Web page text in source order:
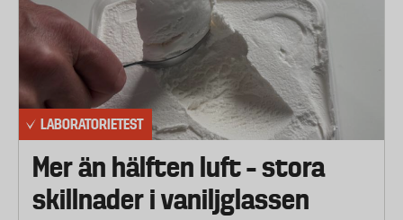
LABORATORIETEST
Mer än hälften luft – stora
skillnader i vaniljglassen